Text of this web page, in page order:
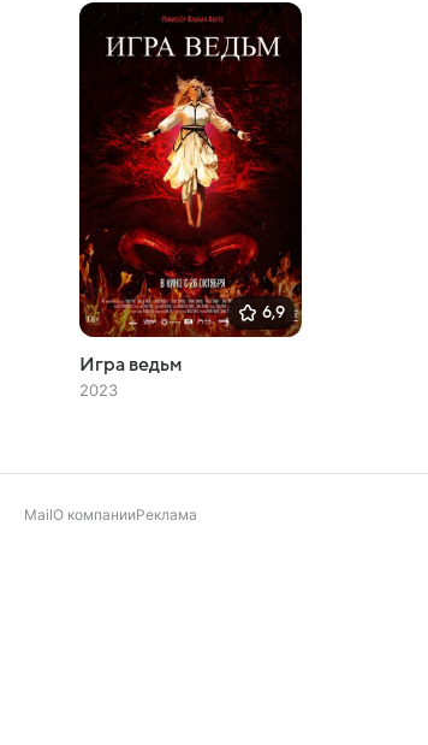
6,9
Игра ведьм
2023
MailО компанииРеклама